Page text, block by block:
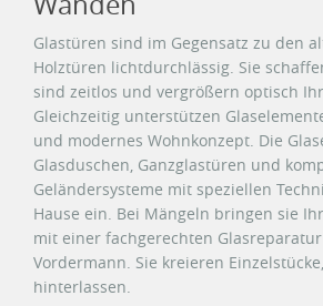
Glastüren sind im Gegensatz zu den
Holztüren lichtdurchlässig. Sie
sind zeitlos und vergrößern optisch
Gleichzeitig unterstützen
und modernes Wohnkonzept. Die
Glasduschen, Ganzglastüren und
Geländersysteme mit speziellen
Hause ein. Bei Mängeln bringen sie
mit einer fachgerechten
Vordermann. Sie kreieren
hinterlassen.